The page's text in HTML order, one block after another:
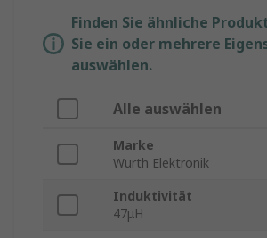
Finden Sie ähnliche
Sie ein oder mehrere
auswählen.
Alle auswählen
Marke
Wurth Elektronik
Induktivität
47μH